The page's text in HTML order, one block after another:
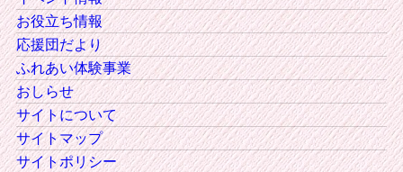
お役立ち情報
応援団だより
ふれあい体験事業
おしらせ
サイトについて
サイトマップ
サイトポリシー